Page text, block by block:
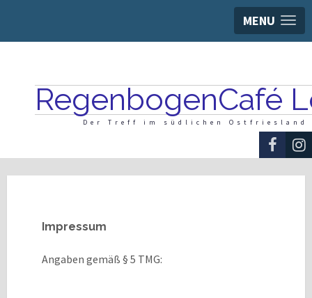
MENU
RegenbogenCafé
Der Treff im südlichen Ostfriesland
Impressum
Angaben gemäß § 5 TMG: